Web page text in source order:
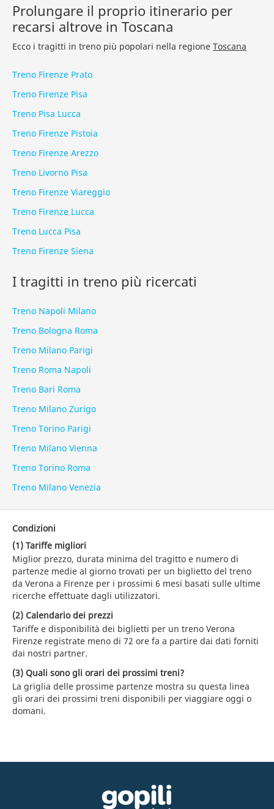
Prolungare il proprio itinerario per
recarsi altrove in Toscana
Ecco i tragitti in treno più popolari nella regione Toscana
Treno Firenze Prato
Treno Firenze Pisa
Treno Pisa Lucca
Treno Firenze Pistoia
Treno Firenze Arezzo
Treno Livorno Pisa
Treno Firenze Viareggio
Treno Firenze Lucca
Treno Lucca Pisa
Treno Firenze Siena
I tragitti in treno più ricercati
Treno Napoli Milano
Treno Bologna Roma
Treno Milano Parigi
Treno Roma Napoli
Treno Bari Roma
Treno Milano Zurigo
Treno Torino Parigi
Treno Milano Vienna
Treno Torino Roma
Treno Milano Venezia
Condizioni
(1) Tariffe migliori
Miglior prezzo, durata minima del tragitto e numero di
partenze medie al giorno trovati per un biglietto del treno
da Verona a Firenze per i prossimi 6 mesi basati sulle ultime
ricerche effettuate dagli utilizzatori.
(2) Calendario dei prezzi
Tariffe e disponibilità dei biglietti per un treno Verona
Firenze registrate meno di 72 ore fa a partire dai dati forniti
dai nostri partner.
(3) Quali sono gli orari dei prossimi treni?
La griglia delle prossime partenze mostra su questa linea
gli orari dei prossimi treni disponibili per viaggiare oggi o
domani.